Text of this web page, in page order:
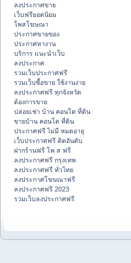
ลงประกาศขาย
เว็บฟรียอดนิยม
โพสโฆษณา
ประกาศขายของ
ประกาศหางาน
บริการ แนะนำเว็บ
ลงประกาศ
รวมเว็บประกาศฟรี
รวมเว็บซื้อขาย ใช้งานง่าย
ลงประกาศฟรี ทุกจังหวัด
ต้องการขาย
ปล่อยเช่า บ้าน คอนโด ที่ดิน
ขายบ้าน คอนโด ที่ดิน
ประกาศฟรี ไม่มี หมดอายุ
เว็บประกาศฟรี ติดอันดับ
ฝากร้านฟรี โพ ส ฟรี
ลงประกาศฟรี กรุงเทพ
ลงประกาศฟรี ทั่วไทย
ลงประกาศโฆษณาฟรี
ลงประกาศฟรี 2023
รวมเว็บลงประกาศฟรี